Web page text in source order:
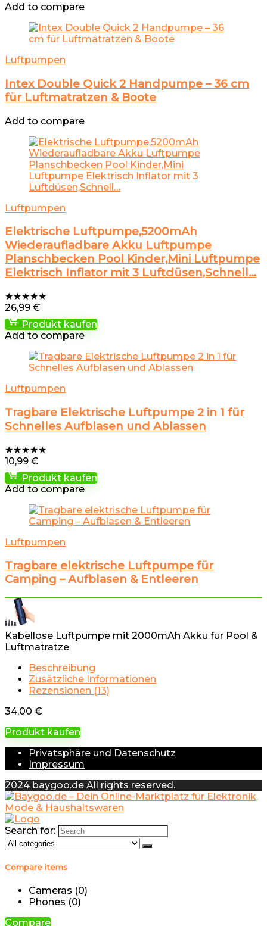
Add to compare
Luftpumpen
Intex Double Quick 2 Handpumpe – 36 cm
für Luftmatratzen & Boote
Add to compare
Luftpumpen
Elektrische Luftpumpe,5200mAh
Wiederaufladbare Akku Luftpumpe
Planschbecken Pool Kinder,Mini Luftpumpe
Elektrisch Inflator mit 3 Luftdüsen,Schnell…
★★★★★
26,99 €
Produkt kaufen
Add to compare
Luftpumpen
Tragbare Elektrische Luftpumpe 2 in 1 für
Schnelles Aufblasen und Ablassen
★★★★★
10,99 €
Produkt kaufen
Add to compare
Luftpumpen
Tragbare elektrische Luftpumpe für
Camping – Aufblasen & Entleeren
Kabellose Luftpumpe mit 2000mAh Akku für Pool &
Luftmatratze
Beschreibung
Zusätzliche Informationen
Rezensionen (13)
34,00 €
Produkt kaufen
Privatsphäre und Datenschutz
Impressum
2024 baygoo.de All rights reserved.
Search for:
Compare items
Cameras (0)
Phones (0)
Compare